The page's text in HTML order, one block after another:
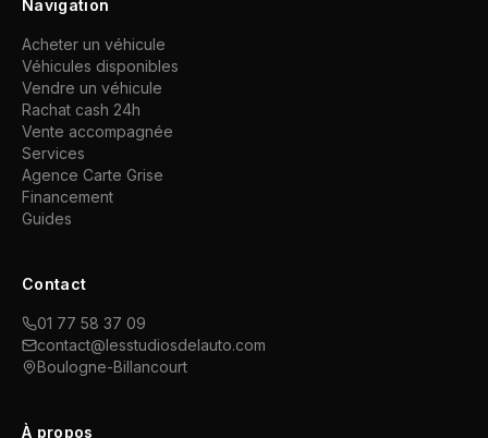
Navigation
Acheter un véhicule
Véhicules disponibles
Vendre un véhicule
Rachat cash 24h
Vente accompagnée
Services
Agence Carte Grise
Financement
Guides
Contact
01 77 58 37 09
contact@lesstudiosdelauto.com
Boulogne-Billancourt
À propos